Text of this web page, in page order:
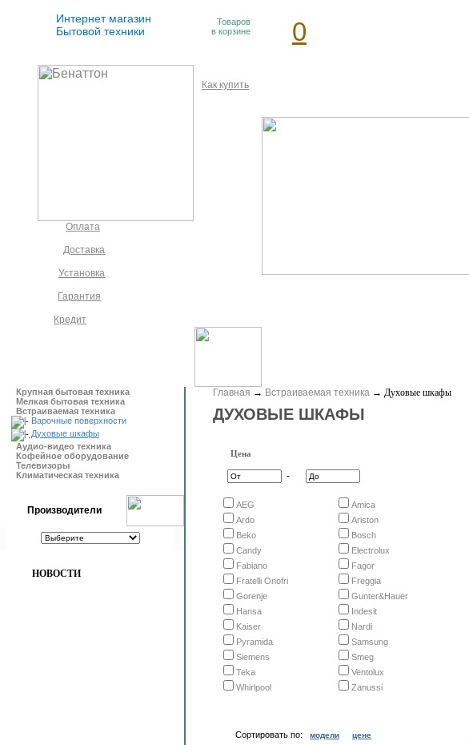
Интернет магазин
Бытовой техники
Товаров
в корзине
0
Как купить
Оплата
Доставка
Установка
Гарантия
Кредит
Крупная бытовая техника
Мелкая бытовая техника
Встраиваемая техника
Варочные поверхности
Духовые шкафы
Аудио-видео техника
Кофейное оборудование
Телевизоры
Климатическая техника
Производители
НОВОСТИ
Главная → Встраиваемая техника → Духовые шкафы
ДУХОВЫЕ ШКАФЫ
Цена
-
AEG
Amica
Ardo
Ariston
Beko
Bosch
Candy
Electrolux
Fabiano
Fagor
Fratelli Onofri
Freggia
Gorenje
Gunter&Hauer
Hansa
Indesit
Kaiser
Nardi
Pyramida
Samsung
Siemens
Smeg
Teka
Ventolux
Whirlpool
Zanussi
Сортировать по: модели цене